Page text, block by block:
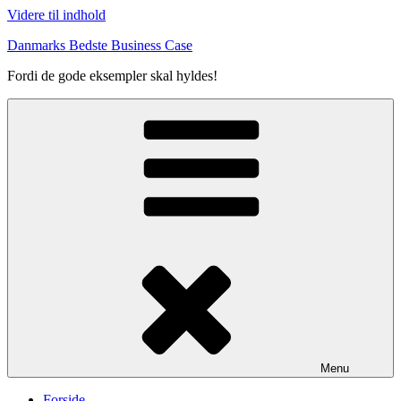
Videre til indhold
Danmarks Bedste Business Case
Fordi de gode eksempler skal hyldes!
Menu